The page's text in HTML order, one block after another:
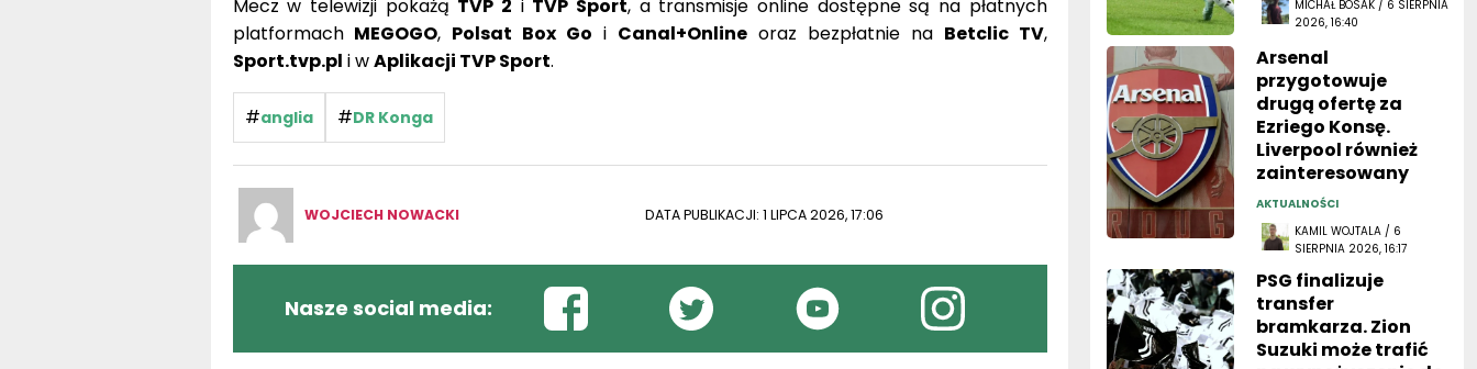
Sport.tvp.pli wAplikacji TVP Sport.
# anglia DR Konga
Nasze social media:
Zobacz również
Arsenal
drugą ofertę za
Ezriego Konsę.
Liverpool również
zainteresowany
AKTUALNOŚCI
SIERPNIA 2026, 16:17
PSG finalizuje
bramkarza. Zion
Suzuki może trafić
na wypożyczenie do
Juventusu